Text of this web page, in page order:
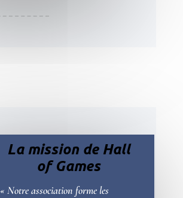
La mission de Hall
of Games
« Notre association forme les